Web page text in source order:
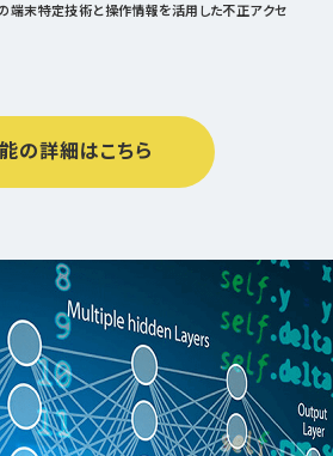
末特定技術と操作情報を活用した不正アクセ
の詳細はこちら